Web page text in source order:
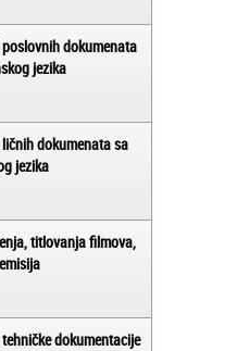
poslovnih dokumenata
jezika
ličnih dokumenata sa
jezika
titlovanja filmova,
dokumentacije